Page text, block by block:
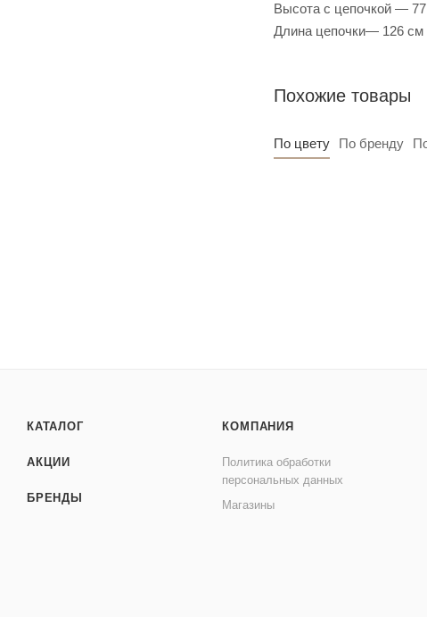
Высота с цепочкой —
Длина цепочки— 126 см
Похожие товары
По цвету По бренду
КАТАЛОГ
АКЦИИ
БРЕНДЫ
КОМПАНИЯ
Политика обработки
персональных данных
Магазины